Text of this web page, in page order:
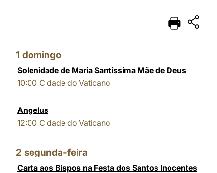
POLSKI
LATINE
1 domingo
Solenidade de Maria Santíssima Mãe de Deus
10:00 Cidade do Vaticano
Angelus
12:00 Cidade do Vaticano
2 segunda-feira
Carta aos Bispos na Festa dos Santos Inocentes